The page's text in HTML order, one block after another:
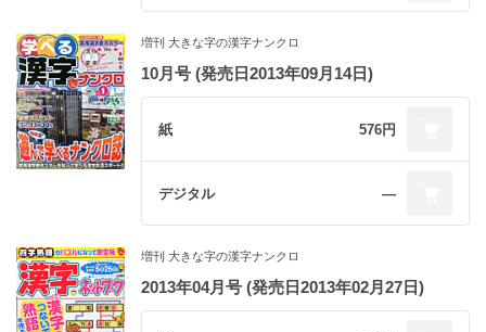
増刊 大きな字の漢字ナンクロ
10月号 (発売日2013年09月14日)
紙 576円
デジタル ―
増刊 大きな字の漢字ナンクロ
2013年04月号 (発売日2013年02月27日)